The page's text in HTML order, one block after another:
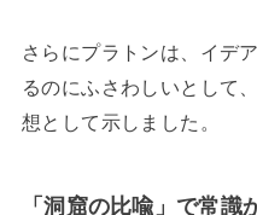
さらにプラトンは、イデ
るのにふさわしいとして
想として示しました。
「洞窟の比喩」で常識